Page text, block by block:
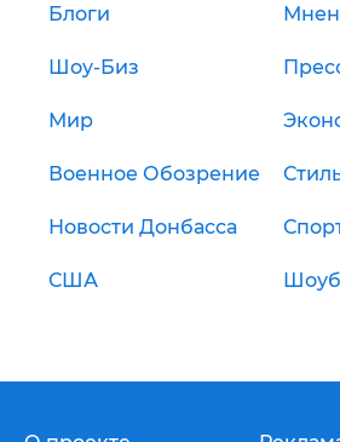
Блоги
Шоу-Биз
Мир
Военное Обозрение
Новости Донбасса
США